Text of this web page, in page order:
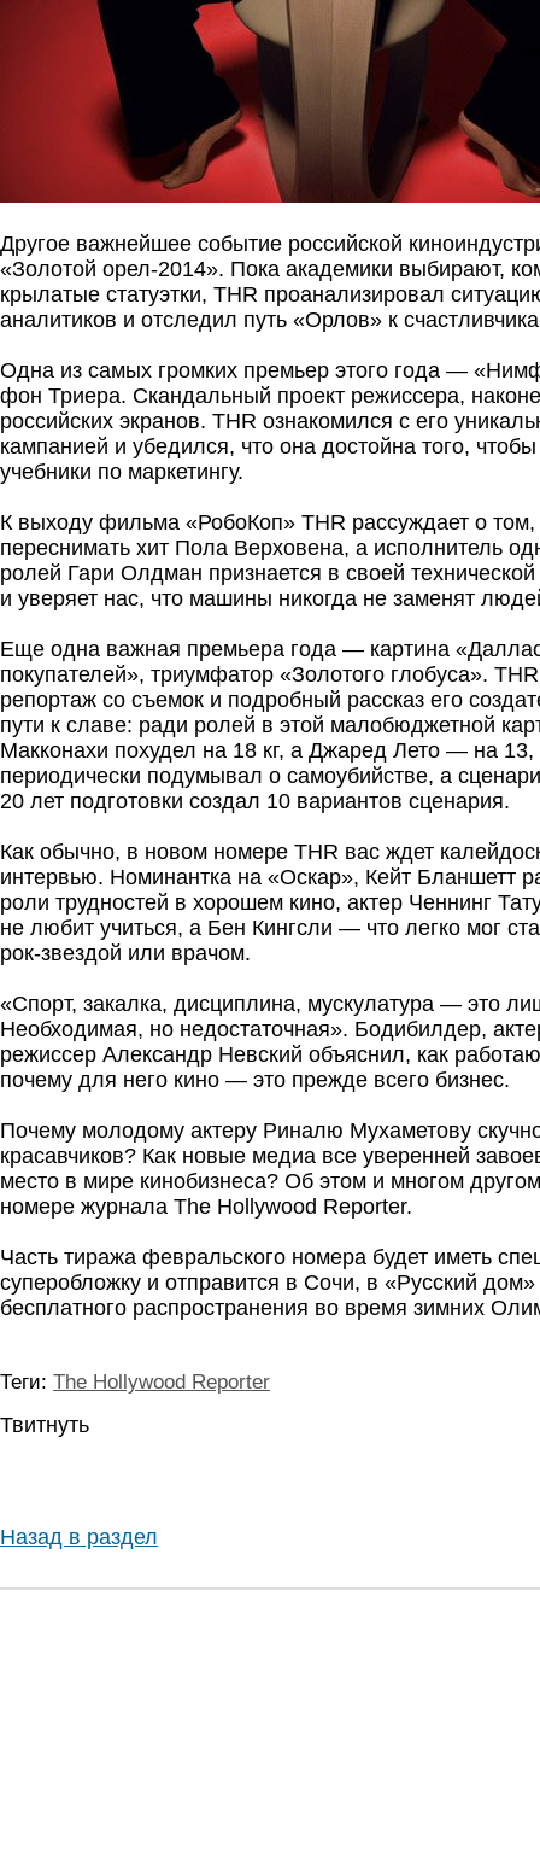
Другое важнейшее событие российской
«Золотой орел-2014». Пока академики выбирают,
крылатые статуэтки, THR проанализировал
аналитиков и отследил путь «Орлов» к
Одна из самых громких премьер этого года —
фон Триера. Скандальный проект режиссера,
российских экранов. THR ознакомился с его
кампанией и убедился, что она достойна того,
учебники по маркетингу.
К выходу фильма «РобоКоп» THR рассуждает о
переснимать хит Пола Верховена, а исполнитель
ролей Гари Олдман признается в своей технической
и уверяет нас, что машины никогда не заменят
Еще одна важная премьера года — картина
покупателей», триумфатор «Золотого глобуса».
репортаж со съемок и подробный рассказ его
пути к славе: ради ролей в этой малобюджетной
Макконахи похудел на 18 кг, а Джаред Лето — на 13,
периодически подумывал о самоубийстве, а
20 лет подготовки создал 10 вариантов сценария.
Как обычно, в новом номере THR вас ждет
интервью. Номинантка на «Оскар», Кейт Бланшетт
роли трудностей в хорошем кино, актер Ченнинг
не любит учиться, а Бен Кингсли — что легко мог
рок-звездой или врачом.
«Спорт, закалка, дисциплина, мускулатура — это
Необходимая, но недостаточная». Бодибилдер,
режиссер Александр Невский объяснил, как
почему для него кино — это прежде всего бизнес.
Почему молодому актеру Риналю Мухаметову
красавчиков? Как новые медиа все уверенней
место в мире кинобизнеса? Об этом и многом
номере журнала The Hollywood Reporter.
Часть тиража февральского номера будет иметь
суперобложку и отправится в Сочи, в «Русский
бесплатного распространения во время зимних
Теги: The Hollywood Reporter
Твитнуть
Назад в раздел